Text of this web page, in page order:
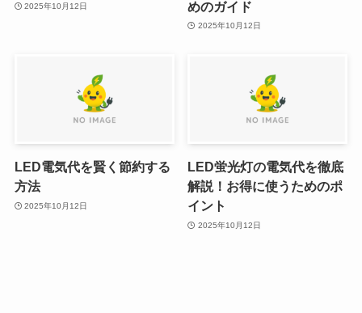
2025年10月12日
めのガイド
2025年10月12日
LED電気代を賢く節約する
方法
2025年10月12日
LED蛍光灯の電気代を徹底
解説！お得に使うためのポ
イント
2025年10月12日